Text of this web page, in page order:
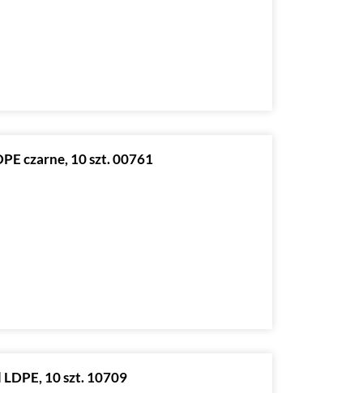
czarne, 10 szt. 00761
10 szt. 10709